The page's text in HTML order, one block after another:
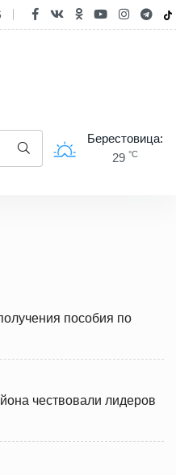
лидеров уборочной
Берестовица:
29 °C
пособия по
чествовали лидеров